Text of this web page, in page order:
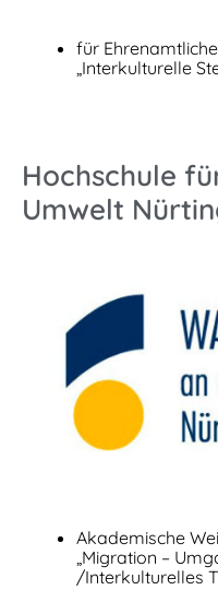
für
„Interkulturelle
Hochschule
Umwelt
Akademische
„Migration –
/Interkulturelles